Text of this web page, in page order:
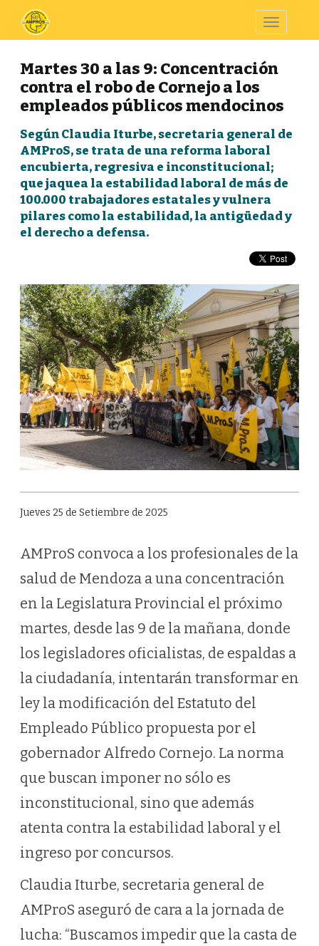
Toggle
Martes 30 a las 9: Concentración
contra el robo de Cornejo a los
empleados públicos mendocinos
Según Claudia Iturbe, secretaria general de
AMProS, se trata de una reforma laboral
encubierta, regresiva e inconstitucional;
que jaquea la estabilidad laboral de más de
100.000 trabajadores estatales y vulnera
pilares como la estabilidad, la antigüedad y
el derecho a defensa.
Jueves 25 de Setiembre de 2025
AMProS convoca a los profesionales de la
salud de Mendoza a una concentración
en la Legislatura Provincial el próximo
martes, desde las 9 de la mañana, donde
los legisladores oficialistas, de espaldas a
la ciudadanía, intentarán transformar en
ley la modificación del Estatuto del
Empleado Público propuesta por el
gobernador Alfredo Cornejo. La norma
que buscan imponer no sólo es
inconstitucional, sino que además
atenta contra la estabilidad laboral y el
ingreso por concursos.
Claudia Iturbe, secretaria general de
AMProS aseguró de cara a la jornada de
lucha: “Buscamos impedir que la casta de